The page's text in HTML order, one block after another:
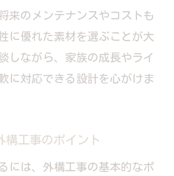
来のメンテナンスやコストも
に優れた素材を選ぶことが大
しながら、家族の成長やライ
に対応できる設計を心がけま
構工事のポイント
には、外構工事の基本的なポ